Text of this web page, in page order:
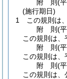
附 則(
(施行期日)
1
この規則は
附 則(
この規則は、
附 則(
この規則は、
附 則(
この規則は、